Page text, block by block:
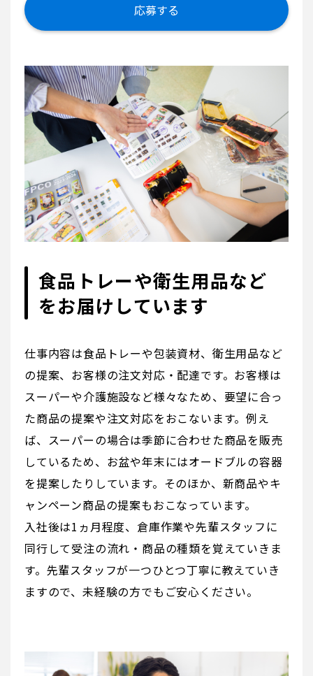
応募する
食品トレーや衛生用品など
をお届けしています
仕事内容は食品トレーや包装資材、衛生用品など
の提案、お客様の注文対応・配達です。お客様は
スーパーや介護施設など様々なため、要望に合っ
た商品の提案や注文対応をおこないます。例え
ば、スーパーの場合は季節に合わせた商品を販売
しているため、お盆や年末にはオードブルの容器
を提案したりしています。そのほか、新商品やキ
ャンペーン商品の提案もおこなっています。
入社後は1ヵ月程度、倉庫作業や先輩スタッフに
同行して受注の流れ・商品の種類を覚えていきま
す。先輩スタッフが一つひとつ丁寧に教えていき
ますので、未経験の方でもご安心ください。